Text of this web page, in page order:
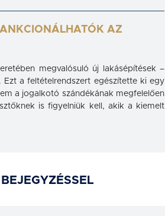
AZ
megvalósuló új lakásépítések –
Ezt a feltételrendszert egészítette ki egy
a jogalkotó szándékának megfelelően
is figyelniük kell, akik a kiemelt